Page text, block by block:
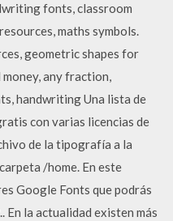
fonts, classroom
maths symbols.
geometric shapes for
money, any fraction,
handwriting Una lista de
con varias licencias de
de la tipografía a la
/home. En este
Google Fonts que podrás
la actualidad existen más